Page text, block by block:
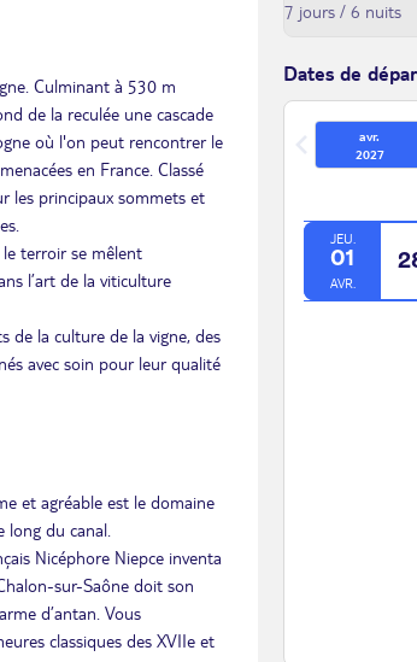
Culminant à 530 m
de la reculée une cascade
où l'on peut rencontrer le
en France. Classé
les principaux sommets et
le terroir se mêlent
l’art de la viticulture
de la culture de la vigne, des
avec soin pour leur qualité
et agréable est le domaine
long du canal.
Nicéphore Niepce inventa
sur-Saône doit son
d’antan. Vous
classiques des XVIIe et
Dates de
avr.
2027
JEU.
01
AVR.